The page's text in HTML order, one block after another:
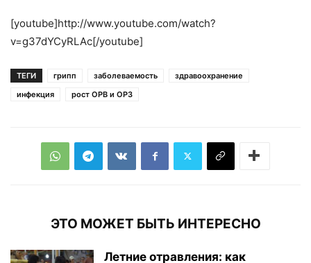
[youtube]http://www.youtube.com/watch?
v=g37dYCyRLAc[/youtube]
ТЕГИ грипп заболеваемость
здравоохранение
инфекция
рост ОРВ и ОРЗ
ЭТО МОЖЕТ БЫТЬ ИНТЕРЕСНО
Летние отравления: как